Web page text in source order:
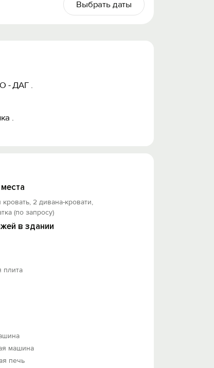
Выбрать даты
- ДАГ .
.
кровать, 2 дивана-кровати,
(по запросу)
в здании
плита
машина
печь